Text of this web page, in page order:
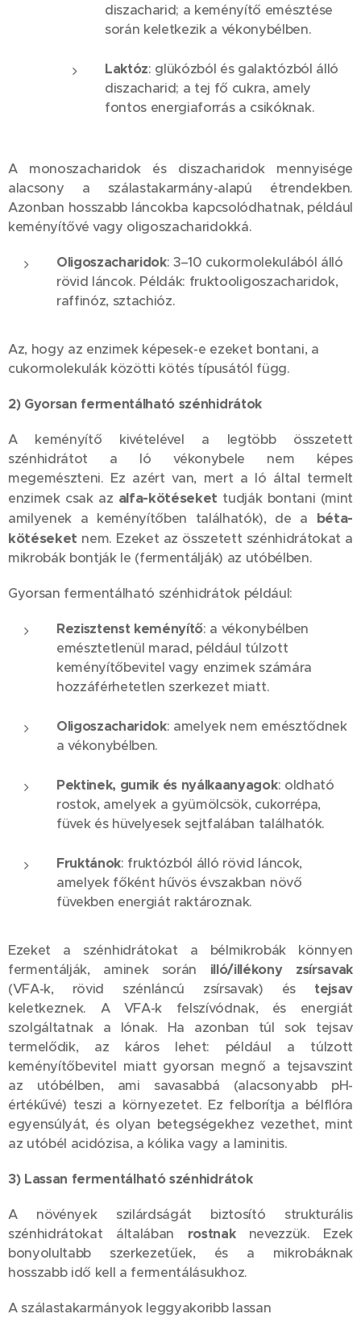
diszacharid; a keményítő emésztése
során keletkezik a vékonybélben.
Laktóz: glükózból és galaktózból álló
diszacharid; a tej fő cukra, amely
fontos energiaforrás a csikóknak.
A monoszacharidok és diszacharidok mennyisége
alacsony a szálastakarmány-alapú étrendekben.
Azonban hosszabb láncokba kapcsolódhatnak, például
keményítővé vagy oligoszacharidokká.
Oligoszacharidok: 3–10 cukormolekulából álló
rövid láncok. Példák: fruktooligoszacharidok,
raffinóz, sztachióz.
Az, hogy az enzimek képesek-e ezeket bontani, a
cukormolekulák közötti kötés típusától függ.
2) Gyorsan fermentálható szénhidrátok
A keményítő kivételével a legtöbb összetett
szénhidrátot a ló vékonybele nem képes
megemészteni. Ez azért van, mert a ló által termelt
enzimek csak az alfa-kötéseket tudják bontani (mint
amilyenek a keményítőben találhatók), de a béta-
kötéseket nem. Ezeket az összetett szénhidrátokat a
mikrobák bontják le (fermentálják) az utóbélben.
Gyorsan fermentálható szénhidrátok például:
Rezisztenst keményítő: a vékonybélben
emésztetlenül marad, például túlzott
keményítőbevitel vagy enzimek számára
hozzáférhetetlen szerkezet miatt.
Oligoszacharidok: amelyek nem emésztődnek
a vékonybélben.
Pektinek, gumik és nyálkaanyagok: oldható
rostok, amelyek a gyümölcsök, cukorrépa,
füvek és hüvelyesek sejtfalában találhatók.
Fruktánok: fruktózból álló rövid láncok,
amelyek főként hűvös évszakban növő
füvekben energiát raktároznak.
Ezeket a szénhidrátokat a bélmikrobák könnyen
fermentálják, aminek során illó/illékony zsírsavak
(VFA-k, rövid szénláncú zsírsavak) és tejsav
keletkeznek. A VFA-k felszívódnak, és energiát
szolgáltatnak a lónak. Ha azonban túl sok tejsav
termelődik, az káros lehet: például a túlzott
keményítőbevitel miatt gyorsan megnő a tejsavszint
az utóbélben, ami savasabbá (alacsonyabb pH-
értékűvé) teszi a környezetet. Ez felborítja a bélflóra
egyensúlyát, és olyan betegségekhez vezethet, mint
az utóbél acidózisa, a kólika vagy a laminitis.
3) Lassan fermentálható szénhidrátok
A növények szilárdságát biztosító strukturális
szénhidrátokat általában rostnaknevezzük. Ezek
bonyolultabb szerkezetűek, és a mikrobáknak
hosszabb idő kell a fermentálásukhoz.
A szálastakarmányok leggyakoribb lassan